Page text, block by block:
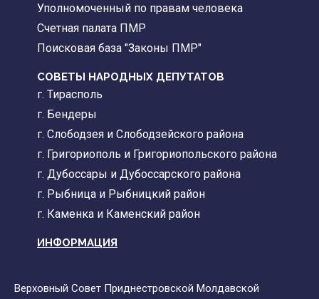
Уполномоченный по правам человека
Счетная палата ПМР
Поисковая база "Законы ПМР"
СОВЕТЫ НАРОДНЫХ ДЕПУТАТОВ
г. Тирасполь
г. Бендеры
г. Слободзея и Слободзейского района
г. Григориополь и Григориопольского района
г. Дубоссары и Дубоссарского района
г. Рыбница и Рыбницкий район
г. Каменка и Каменский район
ИНФОРМАЦИЯ
Верховный Совет Приднестровской Молдавской